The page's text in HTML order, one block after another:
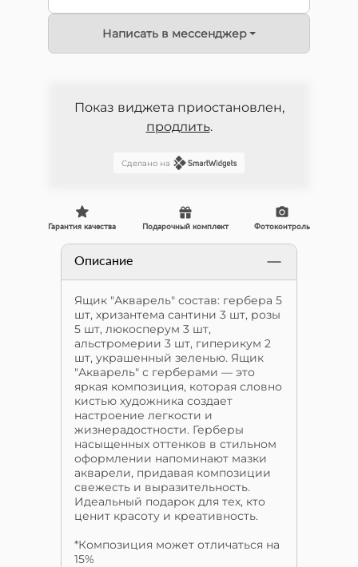
Написать в мессенджер
Показ виджета приостановлен,
продлить.
Сделано на
Гарантия качества Фотоконтроль
Подарочный комплект
Описание
Ящик "Акварель" состав: гербера 5
шт, хризантема сантини 3 шт, розы
5 шт, люкосперум 3 шт,
альстромерии 3 шт, гиперикум 2
шт, украшенный зеленью. Ящик
"Акварель" с герберами — это
яркая композиция, которая словно
кистью художника создает
настроение легкости и
жизнерадостности. Герберы
насыщенных оттенков в стильном
оформлении напоминают мазки
акварели, придавая композиции
свежесть и выразительность.
Идеальный подарок для тех, кто
ценит красоту и креативность.
*Композиция может отличаться на
15%